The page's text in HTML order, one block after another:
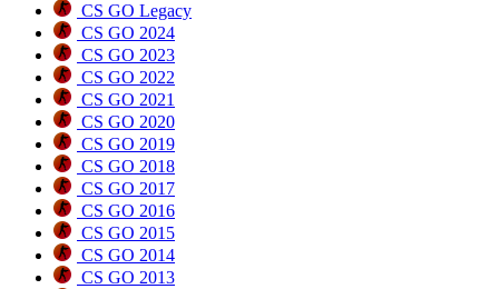
CS GO Legacy
CS GO 2024
CS GO 2023
CS GO 2022
CS GO 2021
CS GO 2020
CS GO 2019
CS GO 2018
CS GO 2017
CS GO 2016
CS GO 2015
CS GO 2014
CS GO 2013